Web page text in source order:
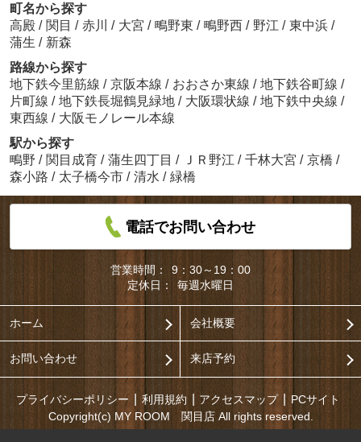
町名から探す
高殿 / 関目 / 赤川 / 大宮 / 鴫野東 / 鴫野西 / 野江 / 東中浜 /
蒲生 / 新森
路線から探す
地下鉄今里筋線 / 京阪本線 / おおさか東線 / 地下鉄谷町線 /
片町線 / 地下鉄長堀鶴見緑地 / 大阪環状線 / 地下鉄中央線 /
東西線 / 大阪モノレール本線
駅から探す
鴫野 / 関目成育 / 蒲生四丁目 / ＪＲ野江 / 千林大宮 / 京橋 /
森小路 / 太子橋今市 / 清水 / 緑橋
電話でお問い合わせ
営業時間：
9：30～19：00
定休日：
毎週水曜日
ホーム 会社概要
お問い合わせ 来店予約
プライバシーポリシー 利用規約 アクセスマップ
PCサイト
Copyright(c) MY ROOM 関目店 All rights reserved.